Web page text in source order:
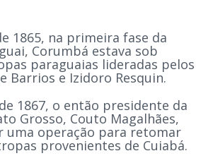
1865, na primeira fase da
Corumbá estava sob
paraguaias lideradas pelos
Barrios e Izidoro Resquin.
1867, o então presidente da
Grosso, Couto Magalhães,
uma operação para retomar
provenientes de Cuiabá.